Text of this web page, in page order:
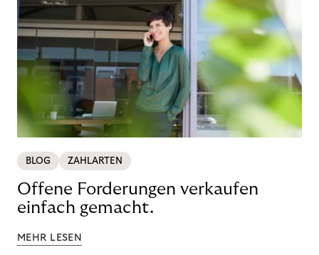
BLOG ZAHLARTEN
Offene Forderungen verkaufen
einfach gemacht.
MEHR LESEN